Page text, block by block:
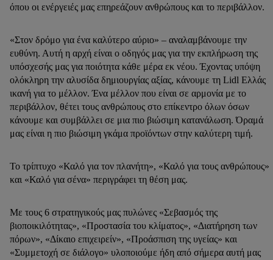
όπου οι ενέργειές μας επηρεάζουν ανθρώπους και το περιβάλλον.
«Στον δρόμο για ένα καλύτερο αύριο» – αναλαμβάνουμε την
ευθύνη. Αυτή η αρχή είναι ο οδηγός μας για την εκπλήρωση της
υπόσχεσής μας για ποιότητα κάθε μέρα εκ νέου. Έχοντας υπόψη
ολόκληρη την αλυσίδα δημιουργίας αξίας, κάνουμε τη Lidl Ελλάς
ικανή για το μέλλον. Ένα μέλλον που είναι σε αρμονία με το
περιβάλλον, θέτει τους ανθρώπους στο επίκεντρο όλων όσων
κάνουμε και συμβάλλει σε μια πιο βιώσιμη κατανάλωση. Όραμά
μας είναι η πιο βιώσιμη γκάμα προϊόντων στην καλύτερη τιμή.
Το τρίπτυχο «Καλό για τον πλανήτη», «Καλό για τους ανθρώπους»
και «Καλό για σένα» περιγράφει τη θέση μας.
Με τους 6 στρατηγικούς μας πυλώνες «Σεβασμός της
βιοποικιλότητας», «Προστασία του κλίματος», «Διατήρηση των
πόρων», «Δίκαιο επιχειρείν», «Προάσπιση της υγείας» και
«Συμμετοχή σε διάλογο» υλοποιούμε ήδη από σήμερα αυτή μας